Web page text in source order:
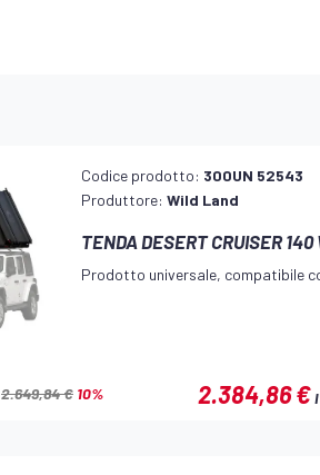
Codice prodotto: 300UN 52543
Produttore:Wild Land
TENDA DESERT CRUISER
Prodotto universale, compatibile
2.649,84 € 10% 2.384,86 €